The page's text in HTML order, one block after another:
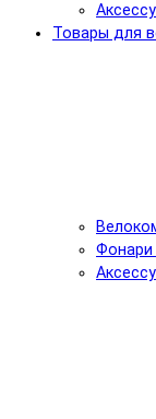
Товары для
Фонари